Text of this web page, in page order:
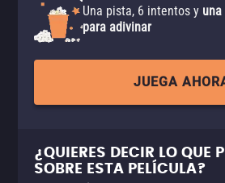
Una pista, 6 intentos y
para adivinar
JUEGA
¿QUIERES DECIR LO QUE
SOBRE ESTA PELÍCULA?